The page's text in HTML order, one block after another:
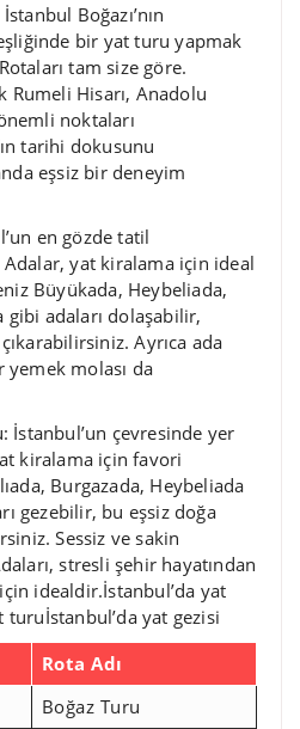
Boğazı’nın
bir yat turu yapmak
tam size göre.
Rumeli Hisarı, Anadolu
noktaları
tarihi dokusunu
eşsiz bir deneyim
en gözde tatil
yat kiralama için ideal
Büyükada, Heybeliada,
gibi adaları dolaşabilir,
Ayrıca ada
molası da
İstanbul’un çevresinde yer
kiralama için favori
Burgazada, Heybeliada
gezebilir, bu eşsiz doğa
Sessiz ve sakin
stresli şehir hayatından
idealdir.İstanbul’da yat
turuİstanbul’da yat gezisi
Rota Adı
Boğaz Turu